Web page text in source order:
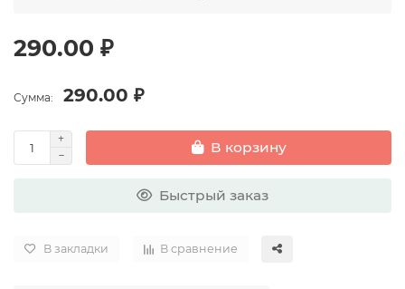
290.00 ₽
Сумма: 290.00 ₽
В корзину
Быстрый заказ
В закладки В сравнение